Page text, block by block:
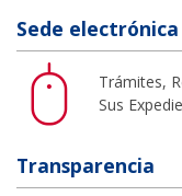
Sede electrónica
Trámites,
Sus
Transparencia